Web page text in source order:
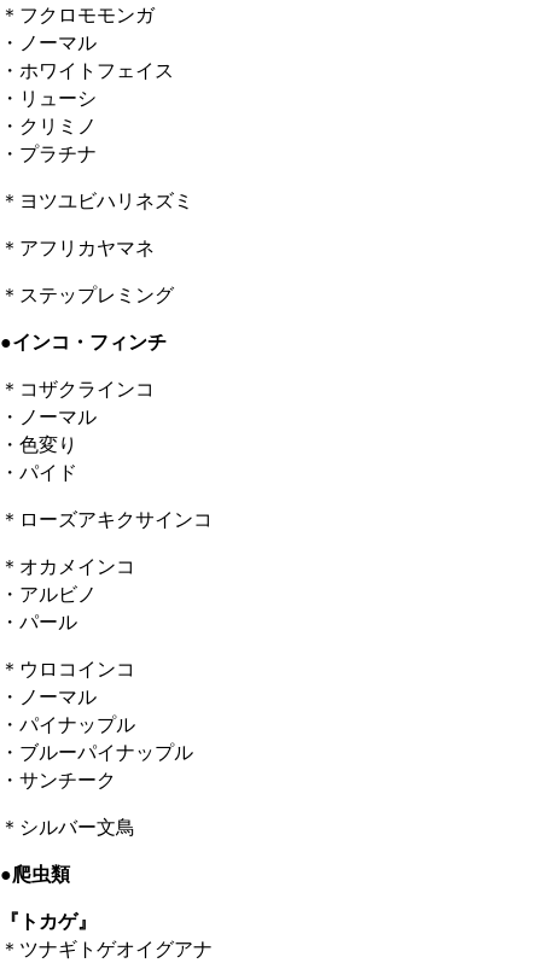
＊フクロモモンガ
・ノーマル
・ホワイトフェイス
・リューシ
・クリミノ
・プラチナ
＊ヨツユビハリネズミ
＊アフリカヤマネ
＊ステップレミング
●インコ・フィンチ
＊コザクラインコ
・ノーマル
・色変り
・パイド
＊ローズアキクサインコ
＊オカメインコ
・アルビノ
・パール
＊ウロコインコ
・ノーマル
・パイナップル
・ブルーパイナップル
・サンチーク
＊シルバー文鳥
●爬虫類
『トカゲ』
＊ツナギトゲオイグアナ